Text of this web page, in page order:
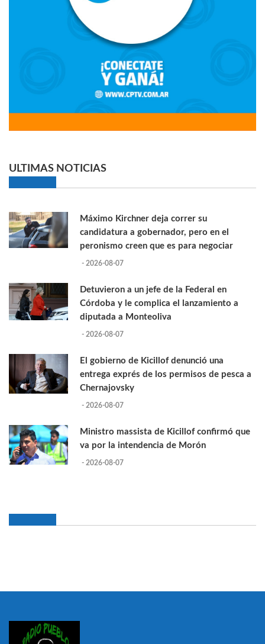
ULTIMAS NOTICIAS
Máximo Kirchner deja correr su
candidatura a gobernador, pero en el
peronismo creen que es para negociar
- 2026-08-07
Detuvieron a un jefe de la Federal en
Córdoba y le complica el lanzamiento a
diputada a Monteoliva
- 2026-08-07
El gobierno de Kicillof denunció una
entrega exprés de los permisos de pesca a
Chernajovsky
- 2026-08-07
Ministro massista de Kicillof confirmó que
va por la intendencia de Morón
- 2026-08-07